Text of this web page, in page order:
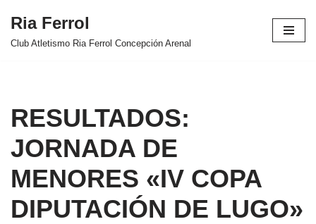
Saltar
Ria Ferrol
Club Atletismo Ria Ferrol Concepción Arenal
RESULTADOS:
JORNADA DE
MENORES «IV COPA
DIPUTACIÓN DE LUGO»